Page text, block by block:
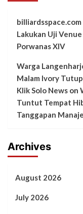
billiardsspace.com
Lakukan Uji
Porwanas XIV
Warga
Malam Ivory
Klik Solo News on
Tuntut Tempat
Tanggapan
Archives
August 2026
July 2026